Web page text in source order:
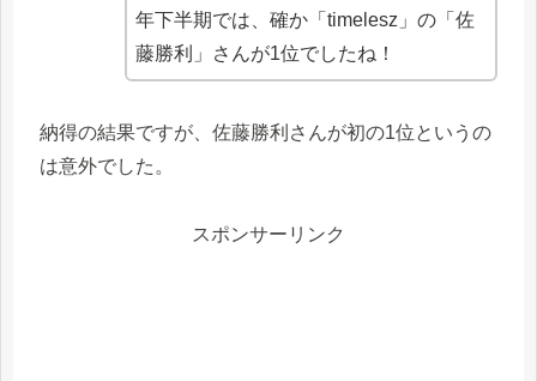
年下半期では、確か「timelesz」の「佐
藤勝利」さんが1位でしたね！
納得の結果ですが、佐藤勝利さんが初の1位というの
は意外でした。
スポンサーリンク